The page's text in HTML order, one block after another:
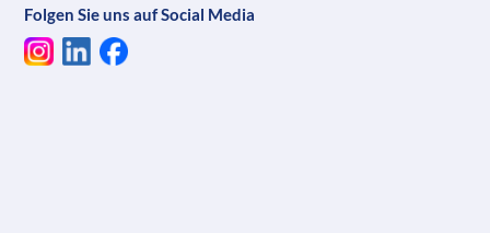
Folgen Sie uns auf Social Media